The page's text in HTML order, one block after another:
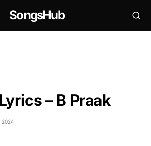
SongsHub
– B Praak
2024